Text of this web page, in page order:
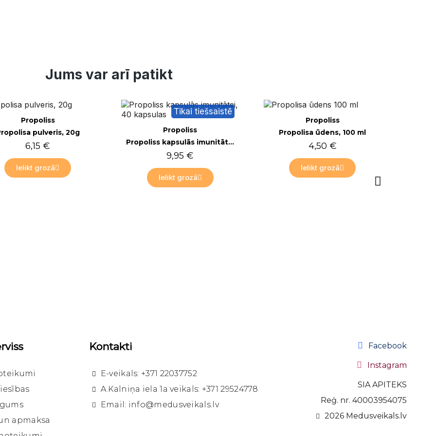
Jums var arī patikt
Ātrais skats
Tikai tiešsaistē
Propoliss
9,95 €
Ielikt grozā
Ātrais skats
Propoliss
Propolisa ūdens, 100 ml
4,50 €
Ielikt grozā
Tikai tiešsaistē
apmaksa
Kontakti
E-veikals: +371 22037752
A.Kalniņa iela 1a veikals: +371 29524778
Email: info@medusveikals.lv
Facebook
Instagram
SIA APITEKS
Reģ. nr. 40003954075
2026 Medusveikals.lv